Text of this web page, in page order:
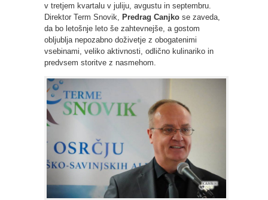
v tretjem kvartalu v juliju, avgustu in septembru.
Direktor Term Snovik, Predrag Canjko se zaveda,
da bo letošnje leto še zahtevnejše, a gostom
obljublja nepozabno doživetje z obogatenimi
vsebinami, veliko aktivnosti, odlično kulinariko in
predvsem storitve z nasmehom.